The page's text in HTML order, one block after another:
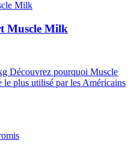
Muscle Milk
Découvrez pourquoi Muscle
plus utilisé par les Américains